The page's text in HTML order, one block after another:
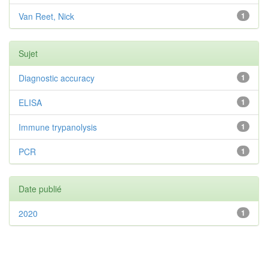
1
Van Reet, Nick
Sujet
1
Diagnostic accuracy
1
ELISA
1
Immune trypanolysis
1
PCR
Date publié
1
2020